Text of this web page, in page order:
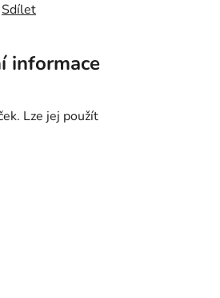
Sdílet
informace
Lze jej použít